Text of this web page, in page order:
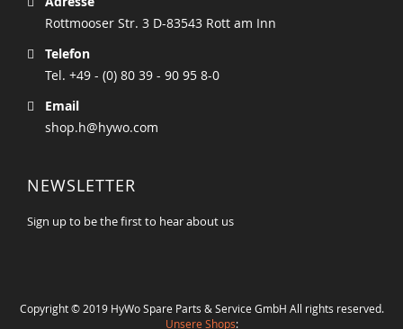
Rottmooser Str. 3 D-83543 Rott am Inn
Telefon
Tel. +49 - (0) 80 39 - 90 95 8-0
Email
shop.h@hywo.com
NEWSLETTER
Sign up to be the first to hear about us
Copyright © 2019 HyWo Spare Parts & Service GmbH All rights reserved.
Unsere Shops: